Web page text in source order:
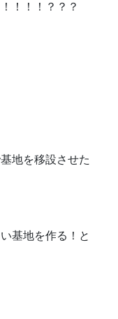
！！！？？？
地を移設させた
基地を作る！と